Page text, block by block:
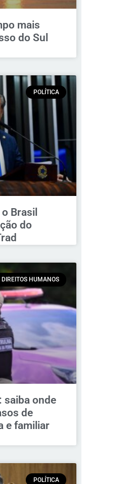
mais
do Sul
POLÍTICA
Brasil
do
DIREITOS HUMANOS
saiba onde
de
e familiar
POLÍTICA